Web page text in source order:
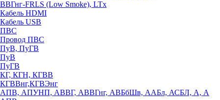
ВВГнг-FRLS (Low Smoke), LTx
Кабель HDMI
Кабель USB
ПВС
Провод ПВС
ПуВ, ПуГВ
ПуВ
ПуГВ
КГ, КГН, КГВВ
КГВВнг,КГВЭнг
АПВ, АПУНП, АВВГ, АВВГнг, АВБбШв, ААБл, АСБЛ, А, А